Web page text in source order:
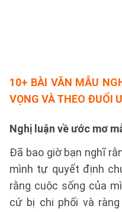
10+ BÀI VĂN MẪU
VỌNG VÀ THEO ĐUỔI
Nghị luận về ước mơ
Đã bao giờ bạn nghĩ
mình tự quyết định
rằng cuộc sống của
cứ bị chi phối và